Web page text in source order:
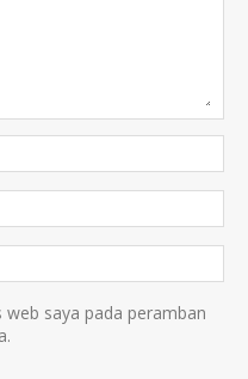
saya pada peramban